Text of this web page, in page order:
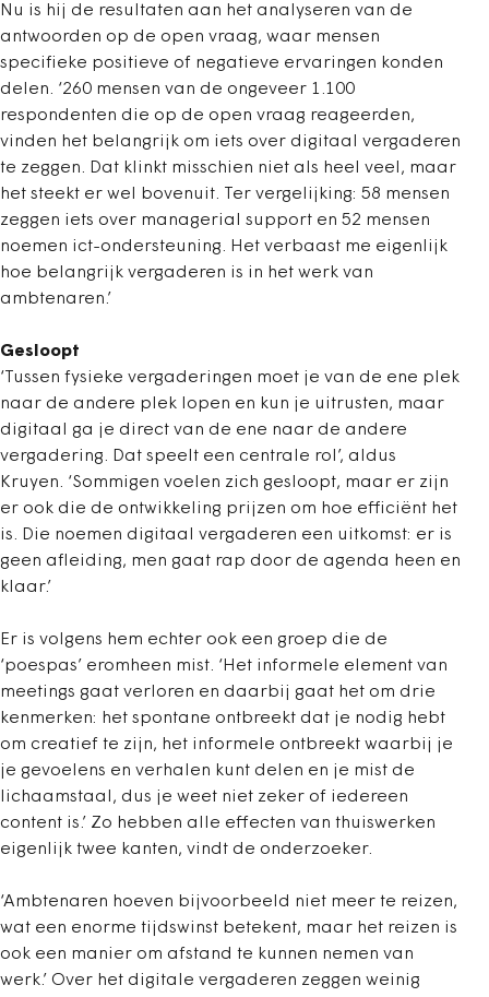
Nu is hij de resultaten aan het analyseren van de
antwoorden op de open vraag, waar mensen
specifieke positieve of negatieve ervaringen konden
delen. ‘260 mensen van de ongeveer 1.100
respondenten die op de open vraag reageerden,
vinden het belangrijk om iets over digitaal vergaderen
te zeggen. Dat klinkt misschien niet als heel veel, maar
het steekt er wel bovenuit. Ter vergelijking: 58 mensen
zeggen iets over managerial support en 52 mensen
noemen ict-ondersteuning. Het verbaast me eigenlijk
hoe belangrijk vergaderen is in het werk van
ambtenaren.’
Gesloopt
‘Tussen fysieke vergaderingen moet je van de ene plek
naar de andere plek lopen en kun je uitrusten, maar
digitaal ga je direct van de ene naar de andere
vergadering. Dat speelt een centrale rol’, aldus
Kruyen. ‘Sommigen voelen zich gesloopt, maar er zijn
er ook die de ontwikkeling prijzen om hoe efficiënt het
is. Die noemen digitaal vergaderen een uitkomst: er is
geen afleiding, men gaat rap door de agenda heen en
klaar.’
Er is volgens hem echter ook een groep die de
‘poespas’ eromheen mist. ‘Het informele element van
meetings gaat verloren en daarbij gaat het om drie
kenmerken: het spontane ontbreekt dat je nodig hebt
om creatief te zijn, het informele ontbreekt waarbij je
je gevoelens en verhalen kunt delen en je mist de
lichaamstaal, dus je weet niet zeker of iedereen
content is.’ Zo hebben alle effecten van thuiswerken
eigenlijk twee kanten, vindt de onderzoeker.
‘Ambtenaren hoeven bijvoorbeeld niet meer te reizen,
wat een enorme tijdswinst betekent, maar het reizen is
ook een manier om afstand te kunnen nemen van
werk.’ Over het digitale vergaderen zeggen weinig